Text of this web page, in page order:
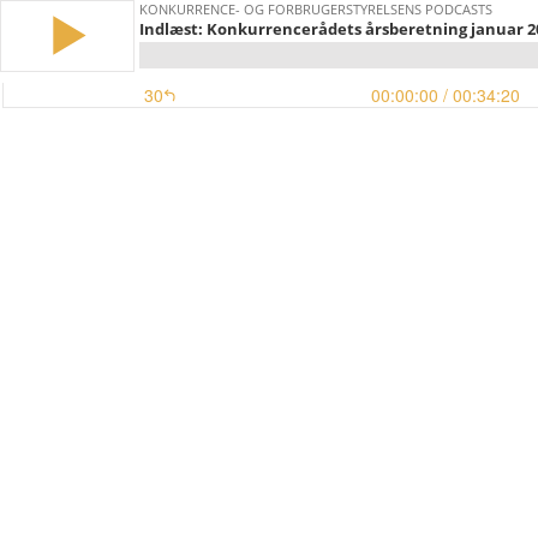
KONKURRENCE- OG FORBRUGERSTYRELSENS PODCASTS
Indlæst: Konkurrencerådets årsberetning januar
30 00:00:00 / 00:34:20